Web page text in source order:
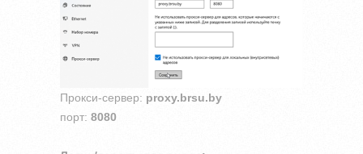
Прокси-сервер: proxy.brsu.by
порт: 8080